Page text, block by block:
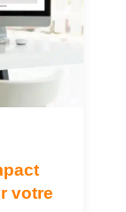
votre